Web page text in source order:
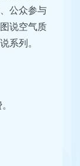
公众参与
说空气质
系列。